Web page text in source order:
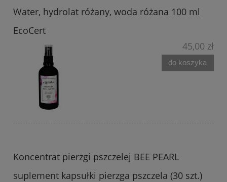
Water, hydrolat różany, woda różana 100 ml
EcoCert
45,00 zł
do koszyka
Koncentrat pierzgi pszczelej BEE PEARL
suplement kapsułki pierzga pszczela (30 szt.)